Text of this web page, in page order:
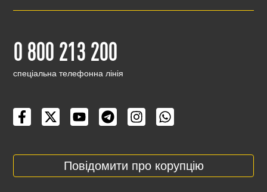
0 800 213 200
cпеціальна телефонна лінія
Повідомити про корупцію